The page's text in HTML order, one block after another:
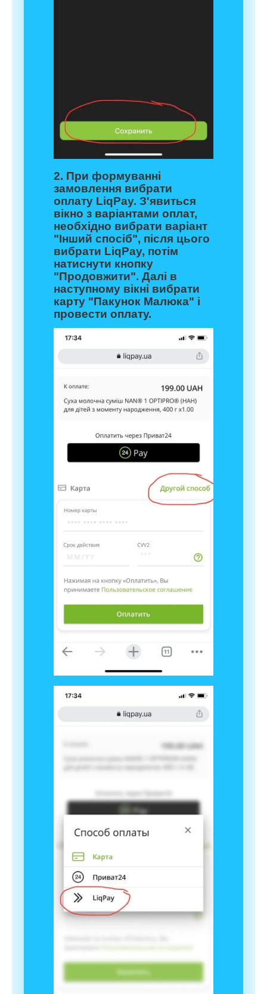
2. При формуванні
замовлення вибрати
оплату LiqPay. З'явиться
вікно з варіантами оплат,
необхідно вибрати варіант
"Інший спосіб", після цього
вибрати LiqPay, потім
натиснути кнопку
"Продовжити". Далі в
наступному вікні вибрати
карту "Пакунок Малюка" і
провести оплату.